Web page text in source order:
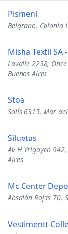
Pismeni
Belgrano, Colonia
Misha Textil SA
Lavalle 2258,
Buenos Aires
Stoa
Solís 6315, Mar
Siluetas
Av H Yrigoyen
Aires
Mc Center
Absalón Rojas 70,
Vestimentt